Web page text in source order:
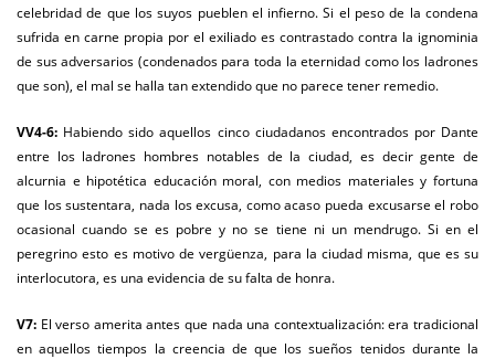
celebridad de que los suyos pueblen el infierno. Si el peso de la condena
sufrida en carne propia por el exiliado es contrastado contra la ignominia
de sus adversarios (condenados para toda la eternidad como los ladrones
que son), el mal se halla tan extendido que no parece tener remedio.
VV4-6: Habiendo sido aquellos cinco ciudadanos encontrados por Dante
entre los ladrones hombres notables de la ciudad, es decir gente de
alcurnia e hipotética educación moral, con medios materiales y fortuna
que los sustentara, nada los excusa, como acaso pueda excusarse el robo
ocasional cuando se es pobre y no se tiene ni un mendrugo. Si en el
peregrino esto es motivo de vergüenza, para la ciudad misma, que es su
interlocutora, es una evidencia de su falta de honra.
V7: El verso amerita antes que nada una contextualización: era tradicional
en aquellos tiempos la creencia de que los sueños tenidos durante la